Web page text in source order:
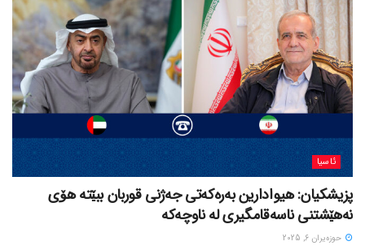
ئاسیا
پزیشکیان: هیوادارین بەرەکەتی جەژنی قوربان ببێتە هۆی
نەهێشتنی ناسەقامگیری لە ناوچەکە
حوزه‌یران 6, 2025